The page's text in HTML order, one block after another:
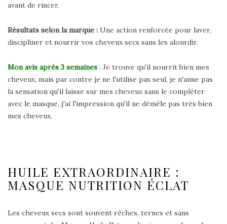
avant de rincer.
Résultats selon la marque : Une action renforcée pour laver,
discipliner et nourrir vos cheveux secs sans les alourdir.
Mon avis après 3 semaines : Je trouve qu'il nourrit bien mes
cheveux, mais par contre je ne l'utilise pas seul, je n'aime pas
la sensation qu'il laisse sur mes cheveux sans le compléter
avec le masque, j'ai l'impression qu'il ne démêle pas très bien
mes cheveux.
HUILE EXTRAORDINAIRE :
MASQUE NUTRITION ÉCLAT
Les cheveux secs sont souvent rêches, ternes et sans